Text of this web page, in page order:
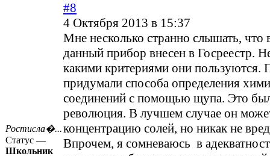
Ростисла�...
Статус —
Школьник
#8
4 Октября 2013 в 15:37
Мне несколько странно слышать, что
данный прибор внесен в Госреестр.
какими критериями они пользуются.
придумали способа определения
соединений с помощью щупа. Это
революция. В лучшем случае он
концентрацию солей, но никак не
Впрочем, я сомневаюсь в